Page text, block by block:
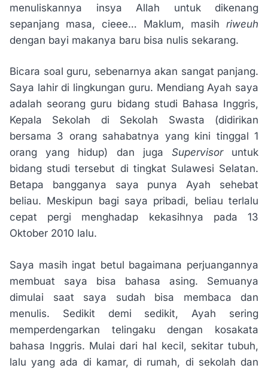
menuliskannya insya Allah untuk dikenang
sepanjang masa, cieee… Maklum, masih riweuh
dengan bayi makanya baru bisa nulis sekarang.
Bicara soal guru, sebenarnya akan sangat panjang.
Saya lahir di lingkungan guru. Mendiang Ayah saya
adalah seorang guru bidang studi Bahasa Inggris,
Kepala Sekolah di Sekolah Swasta (didirikan
bersama 3 orang sahabatnya yang kini tinggal 1
orang yang hidup) dan juga Supervisoruntuk
bidang studi tersebut di tingkat Sulawesi Selatan.
Betapa bangganya saya punya Ayah sehebat
beliau. Meskipun bagi saya pribadi, beliau terlalu
cepat pergi menghadap kekasihnya pada 13
Oktober 2010 lalu.
Saya masih ingat betul bagaimana perjuangannya
membuat saya bisa bahasa asing. Semuanya
dimulai saat saya sudah bisa membaca dan
menulis. Sedikit demi sedikit, Ayah sering
memperdengarkan telingaku dengan kosakata
bahasa Inggris. Mulai dari hal kecil, sekitar tubuh,
lalu yang ada di kamar, di rumah, di sekolah dan